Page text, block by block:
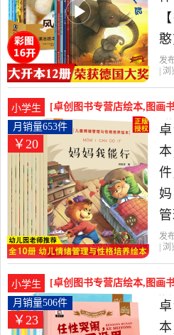
8
发
| 浏
小学生
[卓创图书专营店绘本,图画
情绪管理与性格月销量653
￥20
月销量653件
发
| 浏
小学生
[卓创图书专营店绘本,图画
养阅读绘本 儿月销量506件
￥23
月销量506件